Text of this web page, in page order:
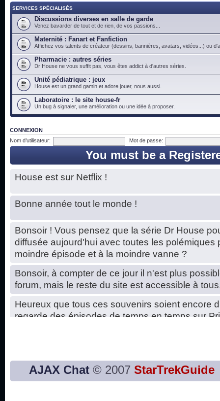
SERVICES SPÉCIALISÉS
Discussions diverses en salle de garde
Venez bavarder de tout et de rien, de vos passions...
Maternité : Fanart et Fanfiction
Affichez vos talents de créateur (dessins, bannières, avatars, vidéos...) ou
Pharmacie : autres séries
Dr House ne vous suffit pas, vous êtes addict à d'autres séries.
Unité pédiatrique : jeux
House est un grand gamin et adore jouer, nous aussi.
Laboratoire : le site house-fr
Un bug à signaler, une amélioration ou une idée à proposer.
CONNEXION
Nom d’utilisateur:
Mot de passe:
You must be a
House est sur Netflix !
Bonne année tout le monde !
Bonsoir ! Vous pensez que la série Dr House
diffusée aujourd'hui avec toutes les polémiques
moindre épisode et à la moindre vanne ?
Bonsoir, à compter de ce jour il n'est plus
forum, mais le reste du site est accessible à
Heureux que tous ces souvenirs soient encore
regarde des épisodes de temps en temps sur
Bon, 2020, ça n'a pas trop marché. JE vous
AJAX Chat © 2007 StarTrekGuide